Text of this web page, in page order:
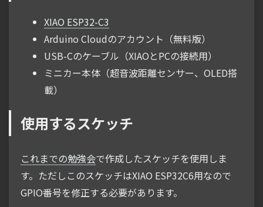
XIAO ESP32-C3
Arduino Cloudのアカウント（無料版）
USB-Cのケーブル（XIAOとPCの接続用）
ミニカー本体（超音波距離センサー、OLED搭
載）
使用するスケッチ
これまでの勉強会で作成したスケッチを使用しま
す。ただしこのスケッチはXIAO ESP32C6用なので
GPIO番号を修正する必要があります。